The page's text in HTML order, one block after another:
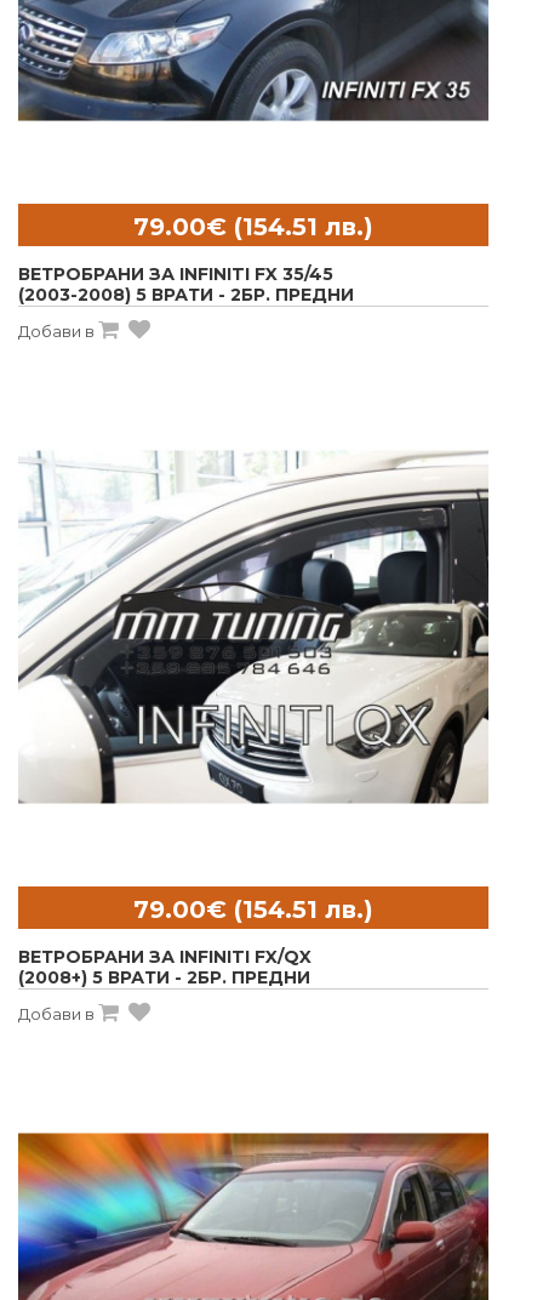
ВЕТРОБРАНИ ЗА INFINITI FX 35/45
(2003-2008) 5 ВРАТИ - 2БР. ПРЕДНИ
Добави в
ВЕТРОБРАНИ ЗА INFINITI FX/QX
(2008+) 5 ВРАТИ - 2БР. ПРЕДНИ
Добави в